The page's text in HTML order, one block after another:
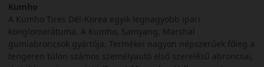
Kumho
A Kumho Tires Dél-Korea egyik legnagyobb ipari
konglomerátuma. A Kumho, Samyang, Marshal
gumiabroncsok gyártója. Termékei nagyon népszerűek főleg a
tengeren túlon számos személyautó első szerelésű abroncsai,